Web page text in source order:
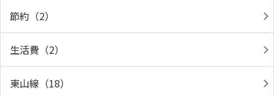
節約（2）
生活費（2）
東山線（18）